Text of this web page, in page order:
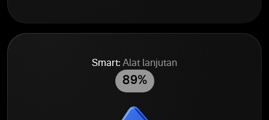
Smart: Alat lanjutan
89%